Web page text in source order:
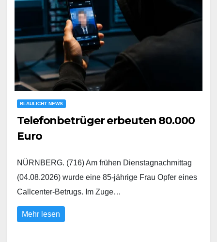
BLAULICHT NEWS
Telefonbetrüger erbeuten 80.000
Euro
NÜRNBERG. (716) Am frühen Dienstagnachmittag
(04.08.2026) wurde eine 85-jährige Frau Opfer eines
Callcenter-Betrugs. Im Zuge…
Mehr lesen